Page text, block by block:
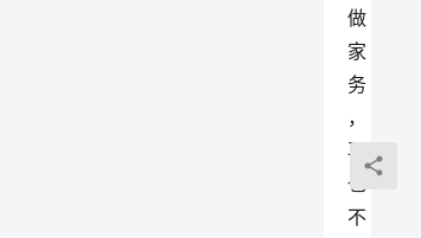
做
家
务
，
再
也
不